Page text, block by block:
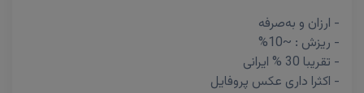
- ارزان و به‌صرفه
- ریزش : ~10%
- تقریبا 30 % ایرانی
- اکثرا داری عکس پروفایل